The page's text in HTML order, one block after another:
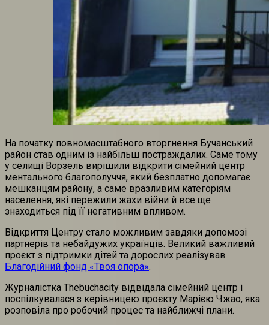
На початку повномасштабного вторгнення Бучанський
район став одним із найбільш постраждалих. Саме тому
у селищі Ворзель вирішили відкрити сімейний центр
ментального благополуччя, який безплатно допомагає
мешканцям району, а саме вразливим категоріям
населення, які пережили жахи війни й все ще
знаходиться під її негативним впливом.
Відкриття Центру стало можливим завдяки допомозі
партнерів та небайдужих українців. Великий важливий
проєкт з підтримки дітей та дорослих реалізував
Благодійний фонд «Твоя опора».
Журналістка Thebuchacity відвідала сімейний центр і
поспілкувалася з керівницею проєкту Марією Чжао, яка
розповіла про робочий процес та найближчі плани.